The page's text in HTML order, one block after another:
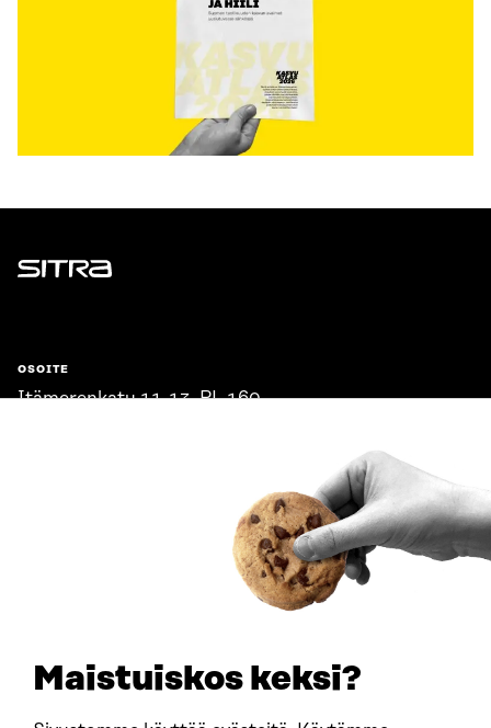
Maistuiskos keksi?
Sitra
OSOITE
Itämerenkatu 11-13, PL 160,